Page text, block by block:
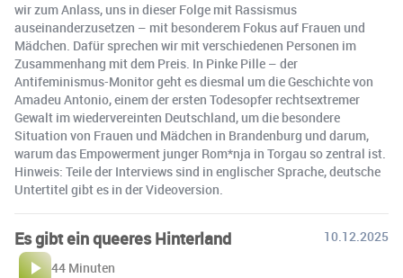
wir zum Anlass, uns in dieser Folge mit Rassismus
auseinanderzusetzen – mit besonderem Fokus auf Frauen und
Mädchen. Dafür sprechen wir mit verschiedenen Personen im
Zusammenhang mit dem Preis. In Pinke Pille – der
Antifeminismus-Monitor geht es diesmal um die Geschichte von
Amadeu Antonio, einem der ersten Todesopfer rechtsextremer
Gewalt im wiedervereinten Deutschland, um die besondere
Situation von Frauen und Mädchen in Brandenburg und darum,
warum das Empowerment junger Rom*nja in Torgau so zentral ist.
Hinweis: Teile der Interviews sind in englischer Sprache, deutsche
Untertitel gibt es in der Videoversion.
Es gibt ein queeres Hinterland
10.12.2025
44 Minuten